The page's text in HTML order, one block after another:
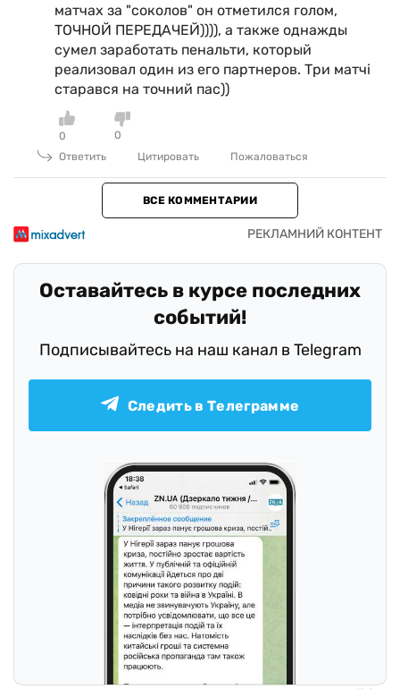
матчах за "соколов" он отметился голом,
ТОЧНОЙ ПЕРЕДАЧЕЙ)))), а также однажды
сумел заработать пенальти, который
реализовал один из его партнеров. Три матчі
старався на точний пас))
0
0
Ответить
Цитировать Пожаловаться
ВСЕ КОММЕНТАРИИ
Оставайтесь в курсе последних
событий!
Подписывайтесь на наш канал в Telegram
Следить в Телеграмме